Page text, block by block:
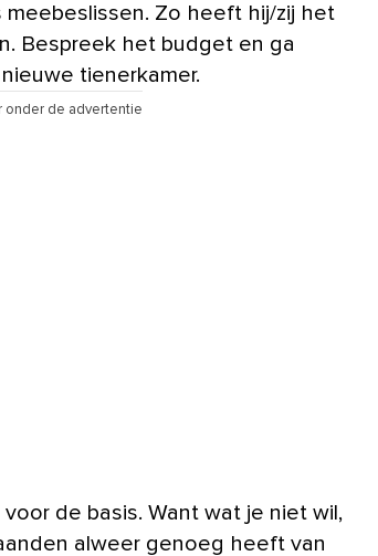
meebeslissen. Zo heeft hij/zij het
Bespreek het budget en ga
tienerkamer.
onder de advertentie
de basis. Want wat je niet wil,
alweer genoeg heeft van